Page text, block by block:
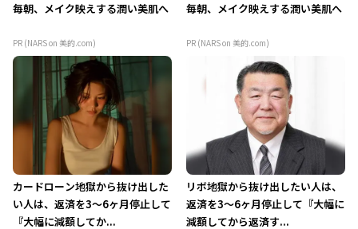
毎朝、メイク映えする潤い美肌へ
PR (NARS on 美的.com)
毎朝、メイク映えする潤い美肌へ
PR (NARS on 美的.com)
カードローン地獄から抜け出した
い人は、返済を3～6ヶ月停止して
『大幅に減額してか...
リボ地獄から抜け出したい人は、
返済を3～6ヶ月停止して『大幅に
減額してから返済す...